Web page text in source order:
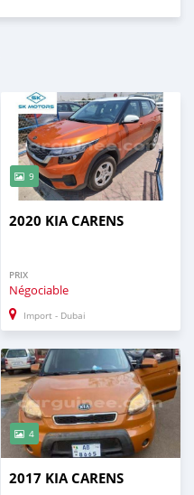
9
2020 KIA CARENS
PRIX
Négociable
Import - Dubai
4
2017 KIA CARENS